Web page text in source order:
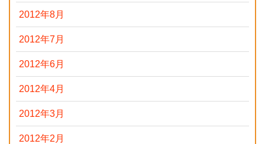
2012年8月
2012年7月
2012年6月
2012年4月
2012年3月
2012年2月